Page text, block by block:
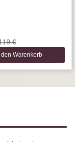
€
den Warenkorb